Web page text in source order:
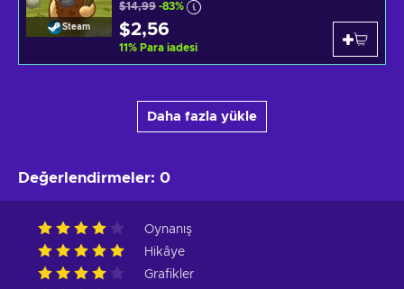
Steam
$14,99 -83%
$2,56
11% Para iadesi
Daha fazla yükle
Değerlendirmeler: 0
Oynanış
Hikâye
Grafikler